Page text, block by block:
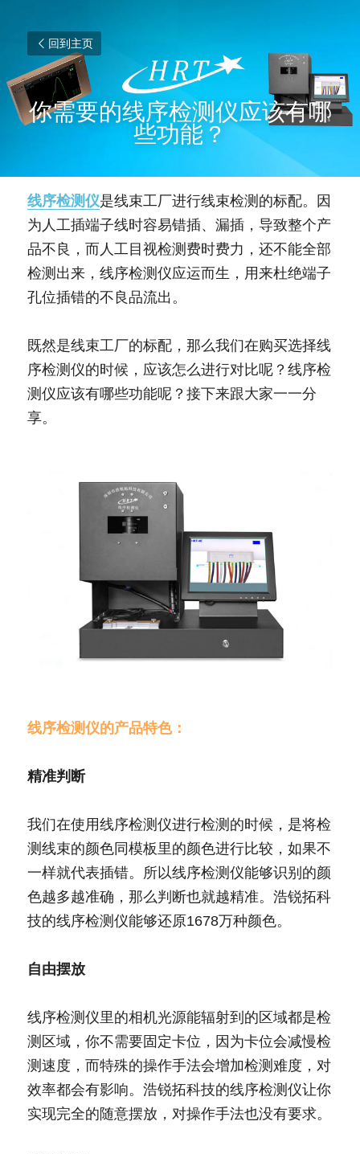
回到主页
你需要的线序检测仪应该有哪
些功能？
线序检测仪是线束工厂进行线束检测的标配。因
为人工插端子线时容易错插、漏插，导致整个产
品不良，而人工目视检测费时费力，还不能全部
检测出来，线序检测仪应运而生，用来杜绝端子
孔位插错的不良品流出。
既然是线束工厂的标配，那么我们在购买选择线
序检测仪的时候，应该怎么进行对比呢？线序检
测仪应该有哪些功能呢？接下来跟大家一一分
享。
线序检测仪的产品特色：
精准判断
我们在使用线序检测仪进行检测的时候，是将检
测线束的颜色同模板里的颜色进行比较，如果不
一样就代表插错。所以线序检测仪能够识别的颜
色越多越准确，那么判断也就越精准。浩锐拓科
技的线序检测仪能够还原1678万种颜色。
自由摆放
线序检测仪里的相机光源能辐射到的区域都是检
测区域，你不需要固定卡位，因为卡位会减慢检
测速度，而特殊的操作手法会增加检测难度，对
效率都会有影响。浩锐拓科技的线序检测仪让你
实现完全的随意摆放，对操作手法也没有要求。